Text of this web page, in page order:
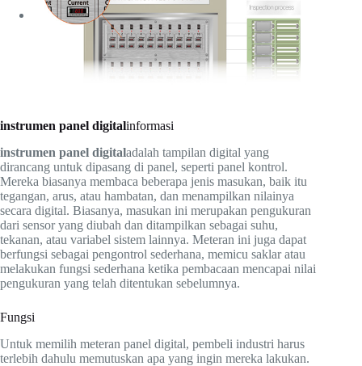
instrumen panel digitalinformasi
instrumen panel digitaladalah tampilan digital yang
dirancang untuk dipasang di panel, seperti panel kontrol.
Mereka biasanya membaca beberapa jenis masukan, baik itu
tegangan, arus, atau hambatan, dan menampilkan nilainya
secara digital. Biasanya, masukan ini merupakan pengukuran
dari sensor yang diubah dan ditampilkan sebagai suhu,
tekanan, atau variabel sistem lainnya. Meteran ini juga dapat
berfungsi sebagai pengontrol sederhana, memicu saklar atau
melakukan fungsi sederhana ketika pembacaan mencapai nilai
pengukuran yang telah ditentukan sebelumnya.
Fungsi
Untuk memilih meteran panel digital, pembeli industri harus
terlebih dahulu memutuskan apa yang ingin mereka lakukan.